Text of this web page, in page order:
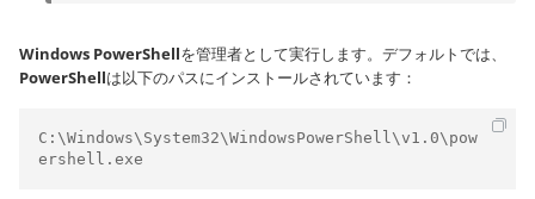
Windows PowerShellを管理者として実行します。デフォルトでは、
PowerShellは以下のパスにインストールされています：
C:\Windows\System32\WindowsPowerShell\v1.0\pow
ershell.exe